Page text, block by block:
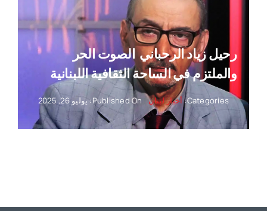
رحيل زياد الرحباني ‏ الصوت الحر
والملتزم في الساحة الثقافية اللبنانية
Categories: أخبار لبنان Published On: يوليو 26, 2025